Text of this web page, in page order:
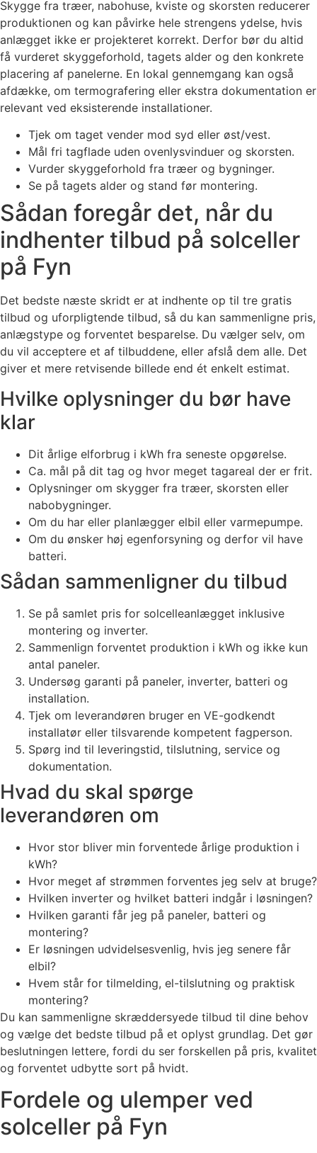
Skygge fra træer, nabohuse, kviste og skorsten reducerer
produktionen og kan påvirke hele strengens ydelse, hvis
anlægget ikke er projekteret korrekt. Derfor bør du altid
få vurderet skyggeforhold, tagets alder og den konkrete
placering af panelerne. En lokal gennemgang kan også
afdække, om termografering eller ekstra dokumentation er
relevant ved eksisterende installationer.
Tjek om taget vender mod syd eller øst/vest.
Mål fri tagflade uden ovenlysvinduer og skorsten.
Vurder skyggeforhold fra træer og bygninger.
Se på tagets alder og stand før montering.
Sådan foregår det, når du
indhenter tilbud på solceller
på Fyn
Det bedste næste skridt er at indhente op til tre gratis
tilbud og uforpligtende tilbud, så du kan sammenligne pris,
anlægstype og forventet besparelse. Du vælger selv, om
du vil acceptere et af tilbuddene, eller afslå dem alle. Det
giver et mere retvisende billede end ét enkelt estimat.
Hvilke oplysninger du bør have
klar
Dit årlige elforbrug i kWh fra seneste opgørelse.
Ca. mål på dit tag og hvor meget tagareal der er frit.
Oplysninger om skygger fra træer, skorsten eller
nabobygninger.
Om du har eller planlægger elbil eller varmepumpe.
Om du ønsker høj egenforsyning og derfor vil have
batteri.
Sådan sammenligner du tilbud
Se på samlet pris for solcelleanlægget inklusive
montering og inverter.
Sammenlign forventet produktion i kWh og ikke kun
antal paneler.
Undersøg garanti på paneler, inverter, batteri og
installation.
Tjek om leverandøren bruger en VE-godkendt
installatør eller tilsvarende kompetent fagperson.
Spørg ind til leveringstid, tilslutning, service og
dokumentation.
Hvad du skal spørge
leverandøren om
Hvor stor bliver min forventede årlige produktion i
kWh?
Hvor meget af strømmen forventes jeg selv at bruge?
Hvilken inverter og hvilket batteri indgår i løsningen?
Hvilken garanti får jeg på paneler, batteri og
montering?
Er løsningen udvidelsesvenlig, hvis jeg senere får
elbil?
Hvem står for tilmelding, el-tilslutning og praktisk
montering?
Du kan sammenligne skræddersyede tilbud til dine behov
og vælge det bedste tilbud på et oplyst grundlag. Det gør
beslutningen lettere, fordi du ser forskellen på pris, kvalitet
og forventet udbytte sort på hvidt.
Fordele og ulemper ved
solceller på Fyn